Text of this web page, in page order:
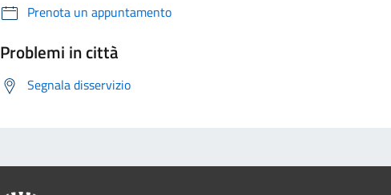
Prenota un appuntamento
Problemi in città
Segnala disservizio